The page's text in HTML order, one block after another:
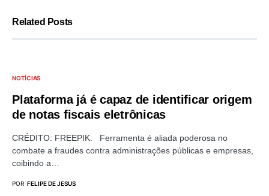
Related Posts
NOTÍCIAS
Plataforma já é capaz de identificar origem
de notas fiscais eletrônicas
CRÉDITO: FREEPIK. Ferramenta é aliada poderosa no
combate a fraudes contra administrações públicas e empresas,
coibindo a…
POR FELIPE DE JESUS